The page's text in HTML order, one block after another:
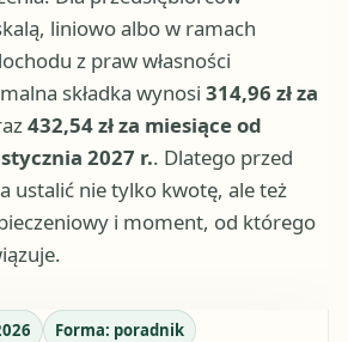
liniowo albo w ramach
z praw własności
składka wynosi 314,96 zł za
432,54 zł za miesiące od
2027 r.. Dlatego przed
ustalić nie tylko kwotę, ale też
i moment, od którego
Forma: poradnik